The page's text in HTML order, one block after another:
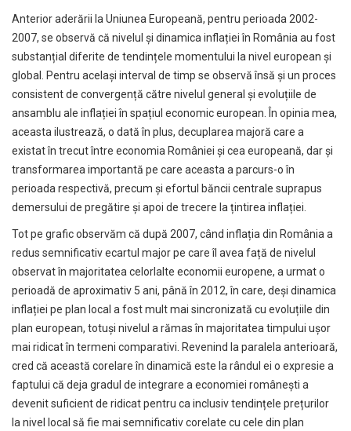
Anterior aderării la Uniunea Europeană, pentru perioada 2002-
2007, se observă că nivelul și dinamica inflației în România au fost
substanțial diferite de tendințele momentului la nivel european și
global. Pentru același interval de timp se observă însă și un proces
consistent de convergență către nivelul general și evoluțiile de
ansamblu ale inflației în spațiul economic european. În opinia mea,
aceasta ilustrează, o dată în plus, decuplarea majoră care a
existat în trecut între economia României și cea europeană, dar și
transformarea importantă pe care aceasta a parcurs-o în
perioada respectivă, precum și efortul băncii centrale suprapus
demersului de pregătire și apoi de trecere la țintirea inflației.
Tot pe grafic observăm că după 2007, când inflația din România a
redus semnificativ ecartul major pe care îl avea față de nivelul
observat în majoritatea celorlalte economii europene, a urmat o
perioadă de aproximativ 5 ani, până în 2012, în care, deși dinamica
inflației pe plan local a fost mult mai sincronizată cu evoluțiile din
plan european, totuși nivelul a rămas în majoritatea timpului ușor
mai ridicat în termeni comparativi. Revenind la paralela anterioară,
cred că această corelare în dinamică este la rândul ei o expresie a
faptului că deja gradul de integrare a economiei românești a
devenit suficient de ridicat pentru ca inclusiv tendințele prețurilor
la nivel local să fie mai semnificativ corelate cu cele din plan